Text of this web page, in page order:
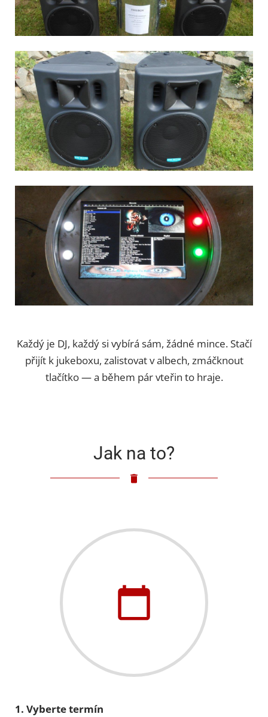
Každý je DJ, každý si vybírá sám, žádné mince. Stačí
přijít k jukeboxu, zalistovat v albech, zmáčknout
tlačítko — a během pár vteřin to hraje.
Jak na to?
1. Vyberte termín